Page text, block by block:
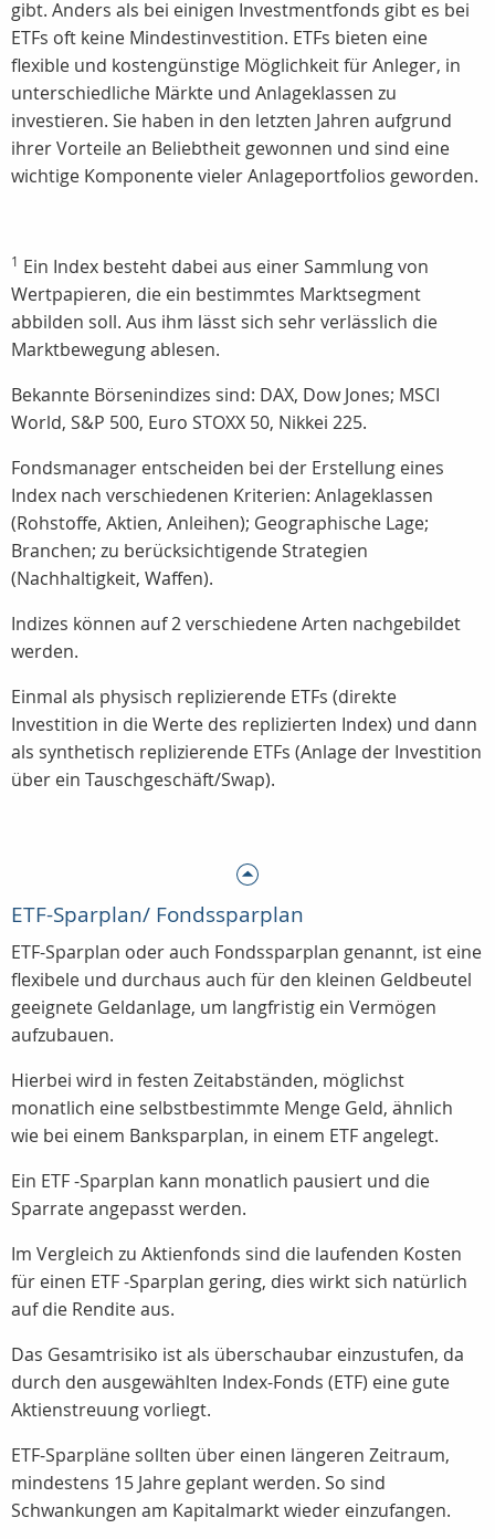
gibt. Anders als bei einigen Investmentfonds gibt es bei
ETFs oft keine Mindestinvestition. ETFs bieten eine
flexible und kostengünstige Möglichkeit für Anleger, in
unterschiedliche Märkte und Anlageklassen zu
investieren. Sie haben in den letzten Jahren aufgrund
ihrer Vorteile an Beliebtheit gewonnen und sind eine
wichtige Komponente vieler Anlageportfolios geworden.
1 Ein Index besteht dabei aus einer Sammlung von
Wertpapieren, die ein bestimmtes Marktsegment
abbilden soll. Aus ihm lässt sich sehr verlässlich die
Marktbewegung ablesen.
Bekannte Börsenindizes sind: DAX, Dow Jones; MSCI
World, S&P 500, Euro STOXX 50, Nikkei 225.
Fondsmanager entscheiden bei der Erstellung eines
Index nach verschiedenen Kriterien: Anlageklassen
(Rohstoffe, Aktien, Anleihen); Geographische Lage;
Branchen; zu berücksichtigende Strategien
(Nachhaltigkeit, Waffen).
Indizes können auf 2 verschiedene Arten nachgebildet
werden.
Einmal als physisch replizierende ETFs (direkte
Investition in die Werte des replizierten Index) und dann
als synthetisch replizierende ETFs (Anlage der Investition
über ein Tauschgeschäft/Swap).
ETF-Sparplan/ Fondssparplan
ETF-Sparplan oder auch Fondssparplan genannt, ist eine
flexibele und durchaus auch für den kleinen Geldbeutel
geeignete Geldanlage, um langfristig ein Vermögen
aufzubauen.
Hierbei wird in festen Zeitabständen, möglichst
monatlich eine selbstbestimmte Menge Geld, ähnlich
wie bei einem Banksparplan, in einem ETF angelegt.
Ein ETF -Sparplan kann monatlich pausiert und die
Sparrate angepasst werden.
Im Vergleich zu Aktienfonds sind die laufenden Kosten
für einen ETF -Sparplan gering, dies wirkt sich natürlich
auf die Rendite aus.
Das Gesamtrisiko ist als überschaubar einzustufen, da
durch den ausgewählten Index-Fonds (ETF) eine gute
Aktienstreuung vorliegt.
ETF-Sparpläne sollten über einen längeren Zeitraum,
mindestens 15 Jahre geplant werden. So sind
Schwankungen am Kapitalmarkt wieder einzufangen.